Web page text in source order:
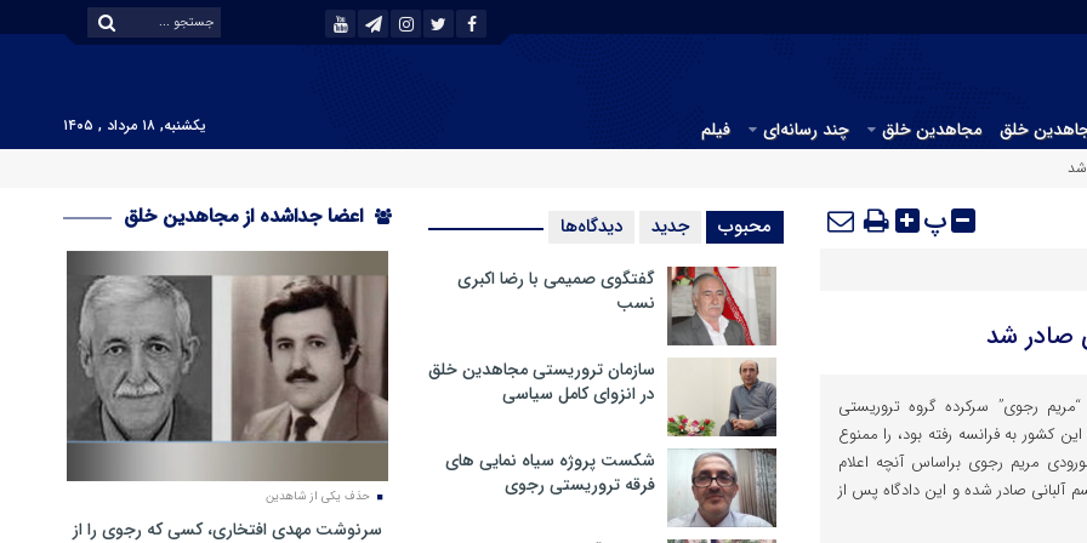
خلق مجاهدین خلق چند رسانه‌ای فیلم
یکشنبه, ۱۸ مرداد , ۱۴۰۵
شد
پ
صادر شد
رجوی” سرکرده گروه تروریستی
کشور به فرانسه رفته بود، را ممنوع
مریم رجوی براساس آنچه اعلام
آلبانی صادر شده و این دادگاه پس از
محبوب جدید دیدگاه‌ها
گفتگوی صمیمی با رضا اکبری
نسب
سازمان تروریستی مجاهدین خلق
در انزوای کامل سیاسی
شکست پروژه سیاه نمایی های
فرقه تروریستی رجوی
اعضا جداشده از مجاهدین خلق
حذف یکی از شاهدین
سرنوشت مهدی افتخاری، کسی که رجوی را از